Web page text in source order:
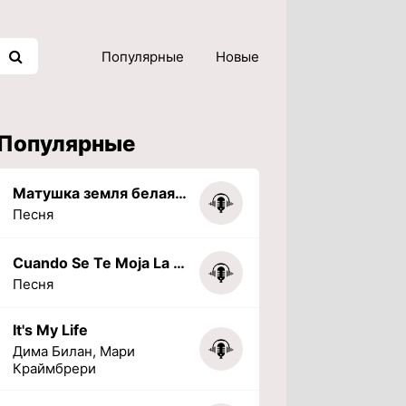
Популярные Новые
Матушка земля белая березонька
Песня
Cuando Se Te Moja La Tarea (PHONK) (Slowed + Reverbed)
Песня
It's My Life
Дима Билан, Мари
Краймбрери